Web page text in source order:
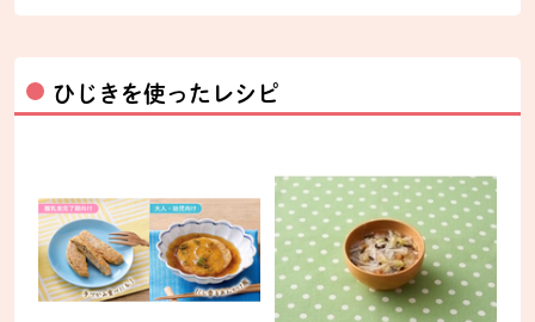
ひじきを使ったレシピ